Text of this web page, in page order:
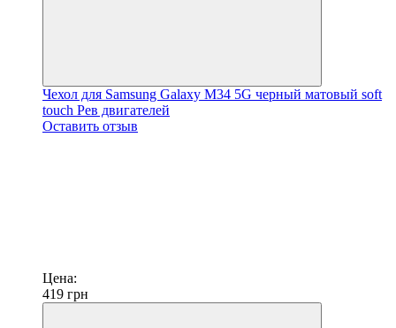
Чехол для Samsung Galaxy M34 5G черный матовый soft
touch Рев двигателей
Оставить отзыв
Цена:
419 грн